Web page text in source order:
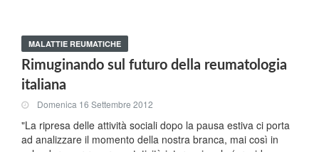
MALATTIE REUMATICHE
Rimuginando sul futuro della reumatologia
italiana
Domenica 16 Settembre 2012
"La ripresa delle attività sociali dopo la pausa estiva ci porta
ad analizzare il momento della nostra branca, mai così in